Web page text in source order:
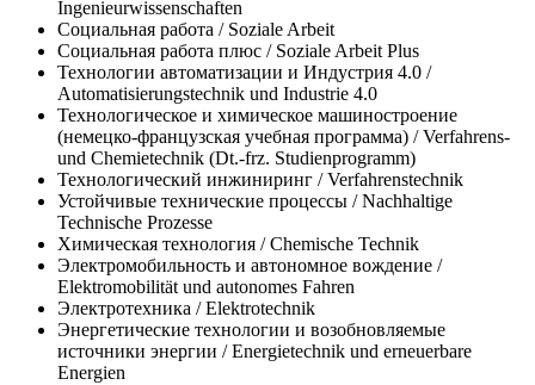
Ingenieurwissenschaften
Социальная работа / Soziale Arbeit
Социальная работа плюс / Soziale Arbeit Plus
Технологии автоматизации и Индустрия 4.0 /
Automatisierungstechnik und Industrie 4.0
Технологическое и химическое машиностроение
(немецко-французская учебная программа) / Verfahrens-
und Chemietechnik (Dt.-frz. Studienprogramm)
Технологический инжиниринг / Verfahrenstechnik
Устойчивые технические процессы / Nachhaltige
Technische Prozesse
Химическая технология / Chemische Technik
Электромобильность и автономное вождение /
Elektromobilität und autonomes Fahren
Электротехника / Elektrotechnik
Энергетические технологии и возобновляемые
источники энергии / Energietechnik und erneuerbare
Energien